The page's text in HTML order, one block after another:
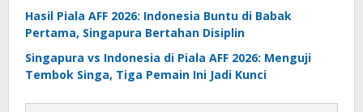
Hasil Piala AFF 2026: Indonesia Buntu di Babak
Pertama, Singapura Bertahan Disiplin
Singapura vs Indonesia di Piala AFF 2026: Menguji
Tembok Singa, Tiga Pemain Ini Jadi Kunci